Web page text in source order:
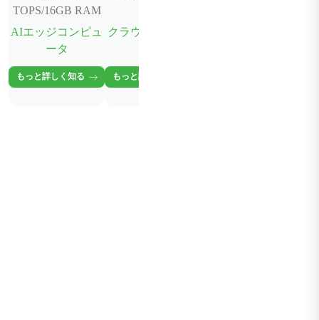
TOPS/16GB RAM
AIエッジコンピュ
ータ
もっと詳しく知る
クラウドサービス
もっと詳しく知る